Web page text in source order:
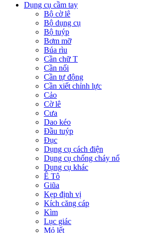
Dụng cụ cầm tay
Bộ cờ lê
Bộ dụng cụ
Bộ tuýp
Bơm mỡ
Búa rìu
Cần chữ T
Cần nối
Cần tự động
Cần xiết chỉnh lực
Cảo
Cờ lê
Cưa
Dao kéo
Đầu tuýp
Đục
Dụng cụ cách điện
Dụng cụ chống cháy nổ
Dụng cụ khác
Ê Tô
Giũa
Kẹp định vị
Kích căng cáp
Kìm
Lục giác
Mỏ lết